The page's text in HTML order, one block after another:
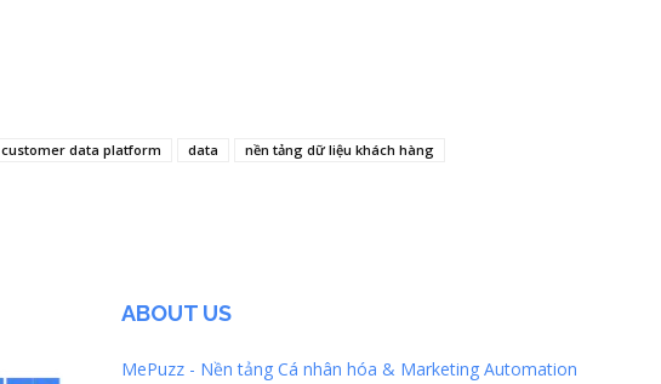
customer data platform data nền tảng dữ liệu khách hàng
ABOUT US
MePuzz - Nền tảng Cá nhân hóa & Marketing Automation